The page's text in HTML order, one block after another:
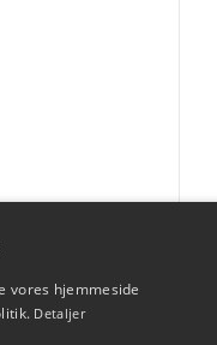
vores hjemmeside
Detaljer